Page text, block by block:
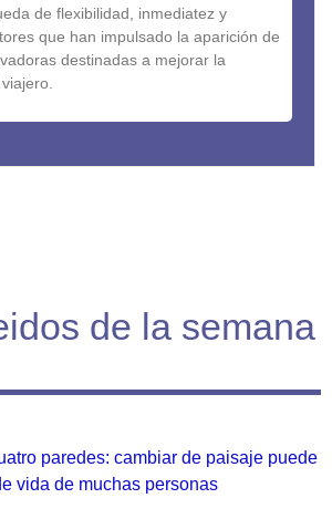
de flexibilidad, inmediatez y
que han impulsado la aparición de
destinadas a mejorar la
de la semana